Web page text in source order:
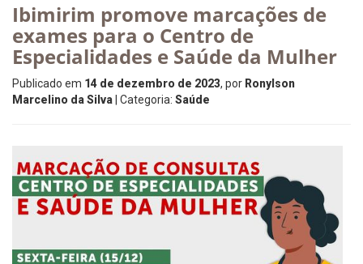
Ibimirim promove marcações de
exames para o Centro de
Especialidades e Saúde da Mulher
Publicado em 14 de dezembro de 2023, por Ronylson
Marcelino da Silva | Categoria: Saúde